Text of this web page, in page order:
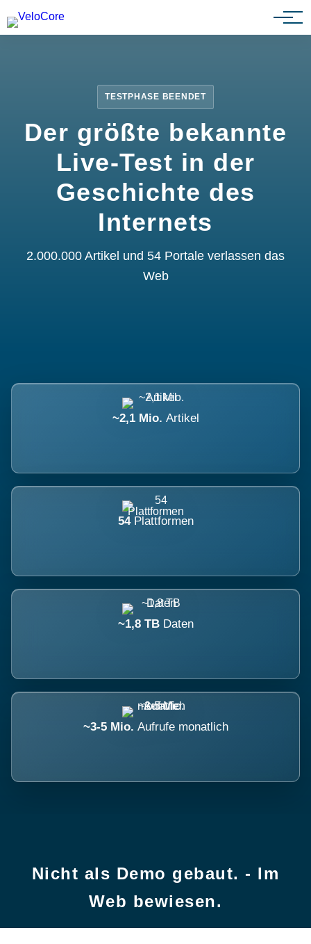
Partnerprogramm
TESTPHASE BEENDET
Der größte bekannte
Live-Test in der
Geschichte des
Internets
2.000.000 Artikel und 54 Portale verlassen das
Web
~2,1 Mio. Artikel
54 Plattformen
~1,8 TB Daten
~3-5 Mio. Aufrufe monatlich
Nicht als Demo gebaut. - Im
Web bewiesen.